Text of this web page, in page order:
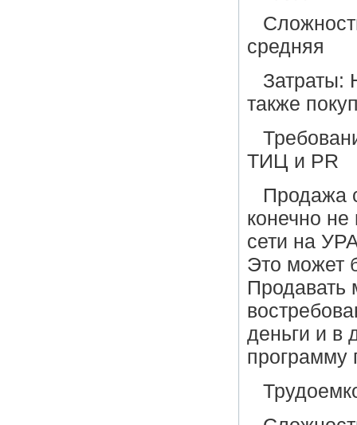
средняя
Затраты:
также
ТИЦ и PR
Продажа
конечно
сети на
Это может
Продавать
деньги и в
программу